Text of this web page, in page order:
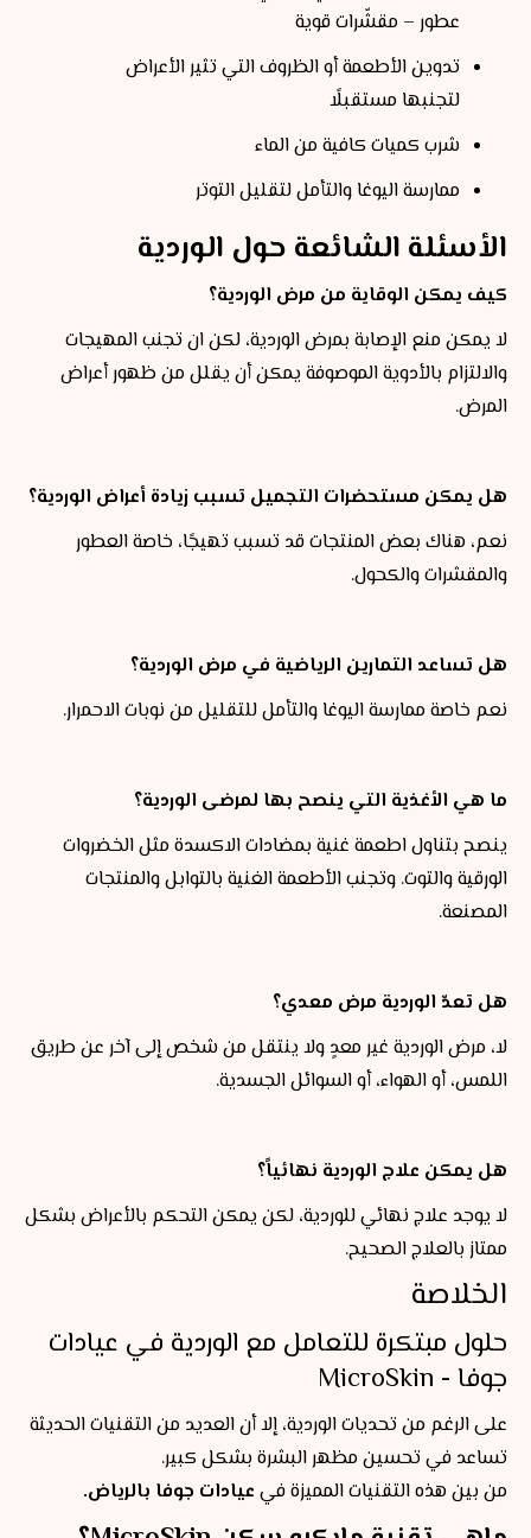
عطور – مقشّرات قوية
تدوين الأطعمة أو الظروف التي تثير الأعراض
لتجنبها مستقبلًا
شرب كميات كافية من الماء
ممارسة اليوغا والتأمل لتقليل التوتر
الأسئلة الشائعة حول الوردية
كيف يمكن الوقاية من مرض الوردية؟
لا يمكن منع الإصابة بمرض الوردية، لكن ان تجنب المهيجات
والالتزام بالأدوية الموصوفة يمكن أن يقلل من ظهور أعراض
المرض.
هل يمكن مستحضرات التجميل تسبب زيادة أعراض الوردية؟
نعم، هناك بعض المنتجات قد تسبب تهيجًا، خاصة العطور
والمقشرات والكحول.
هل تساعد التمارين الرياضية في مرض الوردية؟
نعم خاصة ممارسة اليوغا والتأمل للتقليل من نوبات الاحمرار.
ما هي الأغذية التي ينصح بها لمرضى الوردية؟
ينصح بتناول اطعمة غنية بمضادات الاكسدة مثل الخضروات
الورقية والتوت. وتجنب الأطعمة الغنية بالتوابل والمنتجات
المصنعة.
هل تعدّ الوردية مرض معدي؟
لا، مرض الوردية غير معدٍ ولا ينتقل من شخص إلى آخر عن طريق
اللمس، أو الهواء، أو السوائل الجسدية.
هل يمكن علاج الوردية نهائياً؟
لا يوجد علاج نهائي للوردية، لكن يمكن التحكم بالأعراض بشكل
ممتاز بالعلاج الصحيح.
الخلاصة
حلول مبتكرة للتعامل مع الوردية في عيادات
جوفا - MicroSkin
على الرغم من تحديات الوردية، إلا أن العديد من التقنيات الحديثة
تساعد في تحسين مظهر البشرة بشكل كبير.
من بين هذه التقنيات المميزة في عيادات جوفا بالرياض.